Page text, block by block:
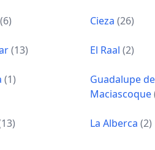
(6) Cieza (26)
(13) El Raal (2)
(1)
Guadalupe de
Maciascoque
La Alberca (2)